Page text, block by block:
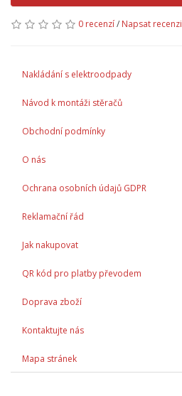
0 recenzí/ Napsat recenzi
Nakládání s elektroodpady
Návod k montáži stěračů
Obchodní podmínky
O nás
Ochrana osobních údajů GDPR
Reklamační řád
Jak nakupovat
QR kód pro platby převodem
Doprava zboží
Kontaktujte nás
Mapa stránek